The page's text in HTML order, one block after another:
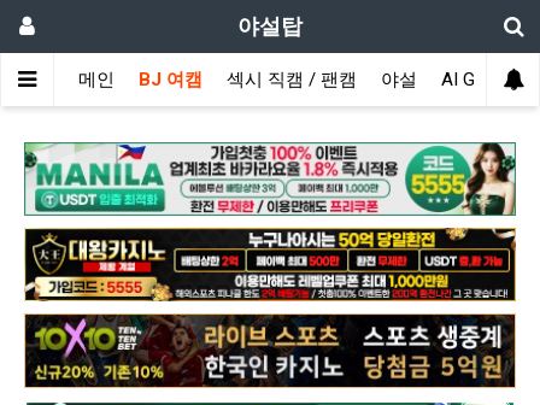
야설탑
메인 BJ 여캠 섹시 직캠 / 팬캠 야설 AI GIRL